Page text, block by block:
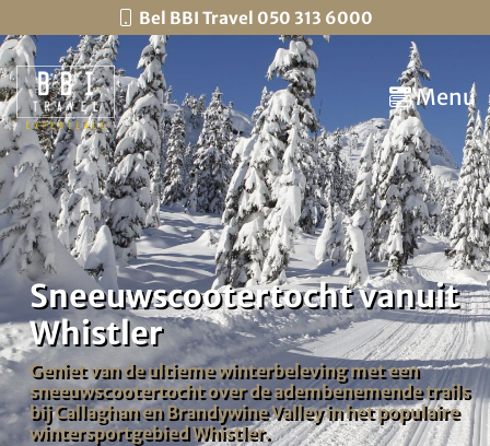
Bel BBI Travel 050 313 6000
Menu
Sneeuwscootertocht vanuit
Whistler
Geniet van de ultieme winterbeleving met een
sneeuwscootertocht over de adembenemende trails
bij Callaghan en Brandywine Valley in het populaire
wintersportgebied Whistler.